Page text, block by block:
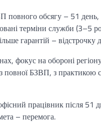
повного обсягу – 51
терміни служби (3–5
гарантій – відстрочку
фокус на обороні
БЗВП, з практикою
працівник після 51
– перемога.